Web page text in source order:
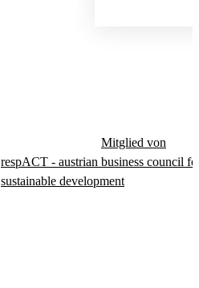
Mitglied von
respACT - austrian business council
sustainable development